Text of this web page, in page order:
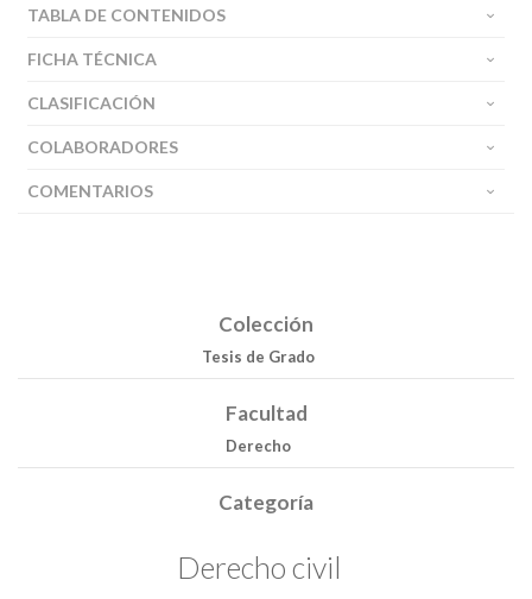
TABLA DE CONTENIDOS
FICHA TÉCNICA
CLASIFICACIÓN
COLABORADORES
COMENTARIOS
Colección
Tesis de Grado
Facultad
Derecho
Categoría
Derecho civil